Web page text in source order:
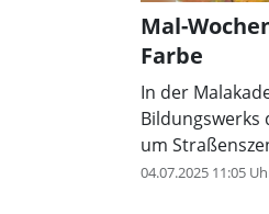
Mal-
Farbe
In der
Bildungswerks
um
04.07.2025 11:05